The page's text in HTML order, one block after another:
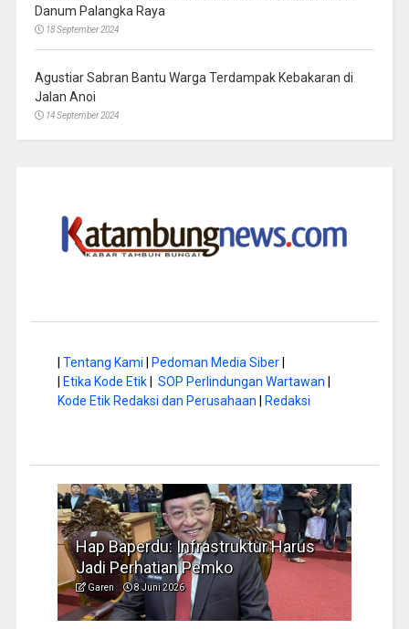
Danum Palangka Raya
18 September 2024
Agustiar Sabran Bantu Warga Terdampak Kebakaran di
Jalan Anoi
14 September 2024
Tentang Kami Pedoman Media Siber|
Etika Kode Etik| SOP Perlindungan Wartawan
Kode Etik Redaksi dan Perusahaan
Redaksi
Baperdu: Infrastruktur Harus
Perhatian Pemko
8 Juni 2026
Musim Kemarau,
Pengelolaan